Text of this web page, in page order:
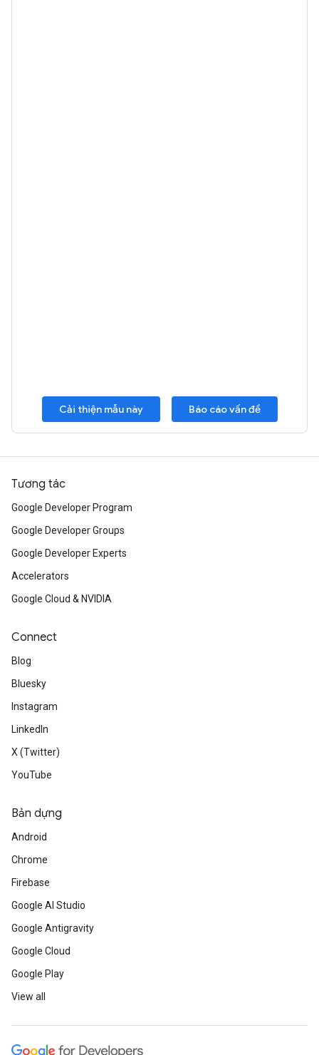
Cải thiện mẫu này Báo cáo vấn đề
Tương tác
Google Developer Program
Google Developer Groups
Google Developer Experts
Accelerators
Google Cloud & NVIDIA
Connect
Blog
Bluesky
Instagram
LinkedIn
X (Twitter)
YouTube
Bản dựng
Android
Chrome
Firebase
Google AI Studio
Google Antigravity
Google Cloud
Google Play
View all